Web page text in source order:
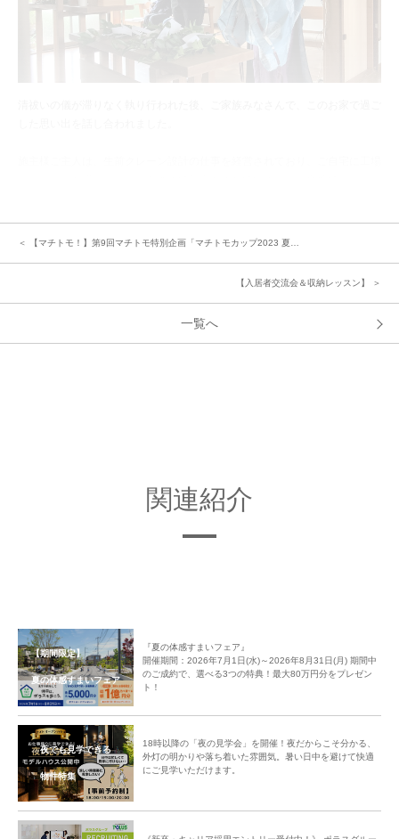
また、何でも直してしまうほど器用だったため、道路の電球交換などを周辺
を取り払い部屋を広くしてくれたというエピソードも。
飾られている数々の水彩画は、施主様の趣味で書かれたもので、近くの公民
館でサークルとして開いていたことなど、笑顔で語られ懐かしんでいらっし
ゃいました。
ご家族みなさんで切り出した思い出深い庭木の枝は、後日色鉛筆にリメイク
し、お施主様の手元に戻る予定です。
中央グリーン開発では今後もこの「棟下式（むねおろしき）」を、広く業界
の新しい文化として広めていくべく取り組んでいきます。
＜ 【マチトモ！】第9回マチトモ特別企画「マチトモカップ2023 夏…
【入居者交流会＆収納レッスン】 ＞
一覧へ
関連紹介
【期間限定】
夏の体感すまいフェア
『夏の体感すまいフェア』
開催期間：2026年7月1日(水)～2026年8月31日(月) 期間中
のご成約で、選べる3つの特典！最大80万円分をプレゼン
ト！
夜でも見学できる
物件特集
18時以降の「夜の見学会」を開催！夜だからこそ分かる、
外灯の明かりや落ち着いた雰囲気。暑い日中を避けて快適
にご見学いただけます。